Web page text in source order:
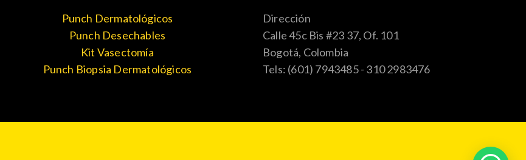
Punch Dermatológicos
Punch Desechables
Kit Vasectomía
Punch Biopsia Dermatológicos
Dirección
Calle 45c Bis #23 37, Of. 101
Bogotá, Colombia
Tels: (601) 7943485 - 310 2983476